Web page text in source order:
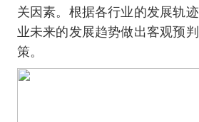
关因素。根据各行业的发展轨
业未来的发展趋势做出客观预
策。